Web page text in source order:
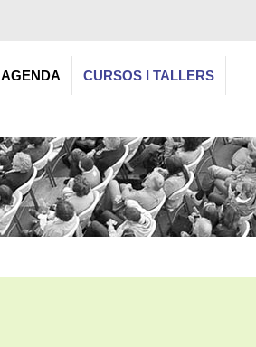
AGENDA CURSOS I TALLERS